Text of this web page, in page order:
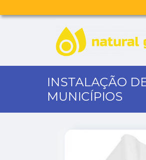
INSTALAÇÃO
MUNICÍPIOS